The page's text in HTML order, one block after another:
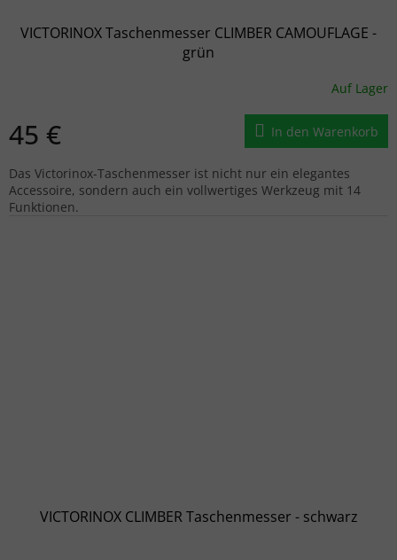
VICTORINOX Taschenmesser CLIMBER CAMOUFLAGE -
grün
Auf Lager
45 € In den Warenkorb
Das Victorinox-Taschenmesser ist nicht nur ein elegantes
Accessoire, sondern auch ein vollwertiges Werkzeug mit 14
Funktionen.
VICTORINOX CLIMBER Taschenmesser - schwarz